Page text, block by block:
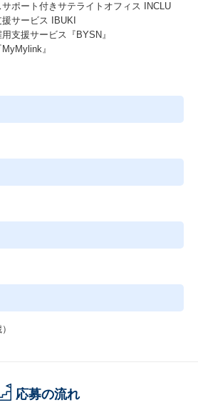
ポート付きサテライトオフィス INCLU
サービス IBUKI
支援サービス『BYSN』
』
応募の流れ